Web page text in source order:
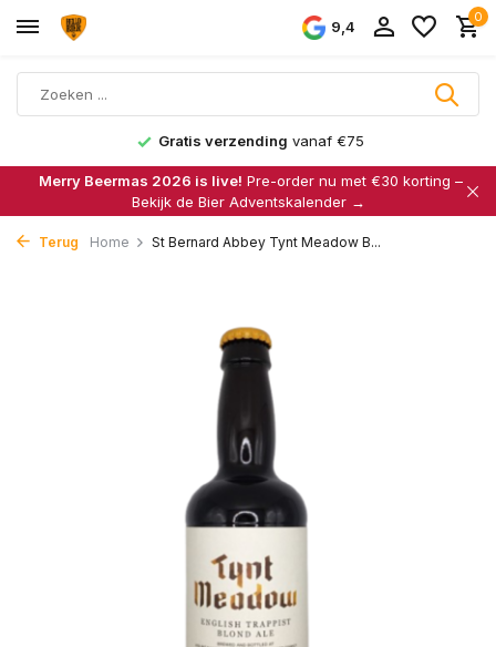
9,4
0
Gratis verzending vanaf €75
Merry Beermas 2026 is live! Pre-order nu met €30 korting –
Bekijk de Bier Adventskalender →
Terug Home St Bernard Abbey Tynt Meadow B...